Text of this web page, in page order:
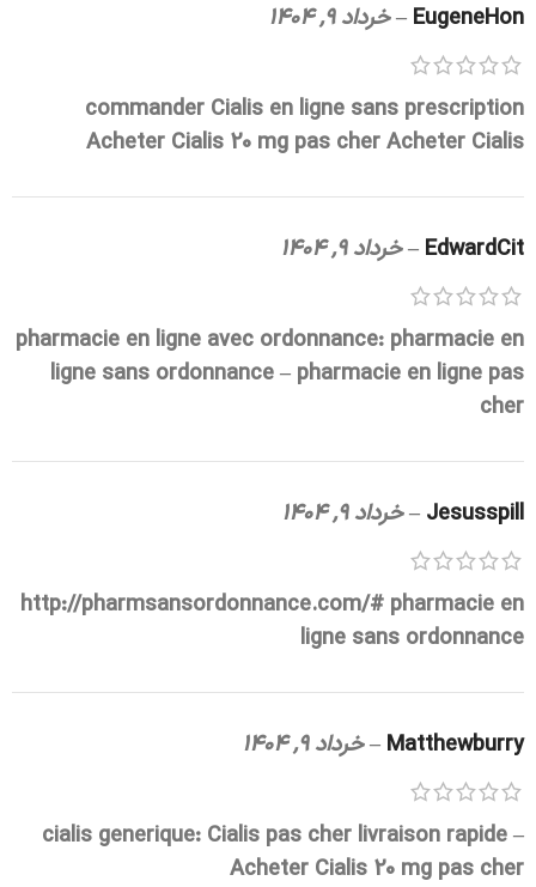
EugeneHon
–خرداد 9, 1404
commander Cialis en ligne sans prescription
Acheter Cialis 20 mg pas cherAcheter Cialis
EdwardCit
–خرداد 9, 1404
pharmacie en ligne avec ordonnance: pharmacie en
ligne sans ordonnance– pharmacie en ligne pas
cher
Jesusspill
–خرداد 9, 1404
http://pharmsansordonnance.com/# pharmacie en
ligne sans ordonnance
Matthewburry
–خرداد 9, 1404
cialis generique: Cialis pas cher livraison rapide–
Acheter Cialis 20 mg pas cher